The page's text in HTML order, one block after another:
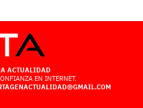
ACTUALIDAD
EN INTERNET.